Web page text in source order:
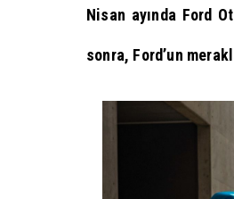
Nisan ayında Ford
sonra, Ford’un